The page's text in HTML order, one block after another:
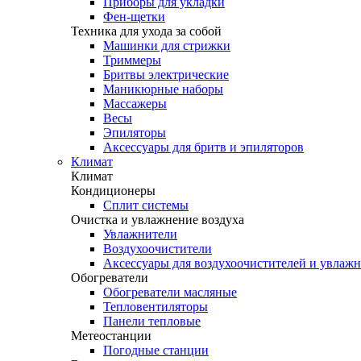
Фен-щетки
Техника для ухода за собой
Машинки для стрижки
Триммеры
Бритвы электрические
Маникюрные наборы
Массажеры
Весы
Эпиляторы
Аксессуары для бритв и эпиляторов
Климат
Климат
Кондиционеры
Сплит системы
Очистка и увлажнение воздуха
Увлажнители
Воздухоочистители
Аксессуары для воздухоочистителей и
Обогреватели
Обогреватели масляные
Тепловентиляторы
Панели тепловые
Метеостанции
Погодные станции